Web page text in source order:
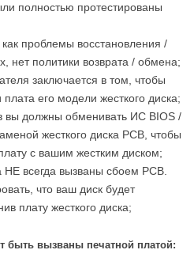
полностью протестированы
проблемы восстановления /
нет политики возврата / обмена;
заключается в том, чтобы
плата его модели жесткого диска;
вы должны обменивать ИС BIOS /
жесткого диска PCB, чтобы
с вашим жестким диском;
всегда вызваны сбоем PCB.
что ваш диск будет
плату жесткого диска;
быть вызваны печатной платой: